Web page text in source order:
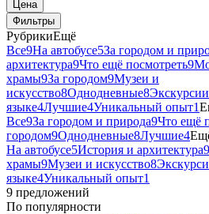
Цена
Фильтры
РубрикиЕщё
Все9На автобусе5За городом и
архитектура9Что ещё посмотреть9
храмы9За городом9Музеи и
искусство8Однодневные8
языке4Лучшие4Уникальный опыт1
Все9За городом и природа9Что ещё
городом9Однодневные8Лучшие4
На автобусе5История и архитектура9
храмы9Музеи и искусство8
языке4Уникальный опыт1
9 предложений
По популярности